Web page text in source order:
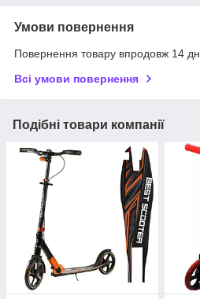
Умови повернення
Повернення товару впродовж 14
Всі умови повернення
Подібні товари компанії